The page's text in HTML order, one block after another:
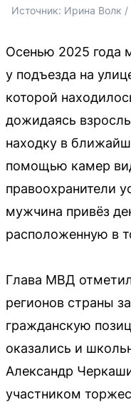
Источник: Ирина Волк
Осенью 2025 года
у подъезда на
которой
дожидаясь
находку в
помощью камер
правоохранители
мужчина привёз
расположенную в
Глава МВД
регионов страны
гражданскую
оказались и
Александр
участником